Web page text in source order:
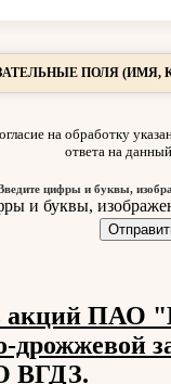
ПОЛЯ (ИМЯ,
на обработку
ответа на
цифры и буквы,
акций ПАО
дрожжевой
ВГДЗ.